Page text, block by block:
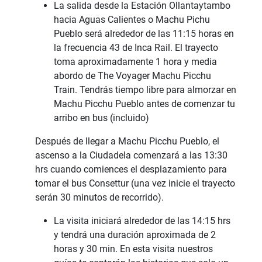
La salida desde la Estación Ollantaytambo
hacia Aguas Calientes o Machu Pichu
Pueblo será alrededor de las 11:15 horas en
la frecuencia 43 de Inca Rail. El trayecto
toma aproximadamente 1 hora y media
abordo de The Voyager Machu Picchu
Train. Tendrás tiempo libre para almorzar en
Machu Picchu Pueblo antes de comenzar tu
arribo en bus (incluido)
Después de llegar a Machu Picchu Pueblo, el
ascenso a la Ciudadela comenzará a las 13:30
hrs cuando comiences el desplazamiento para
tomar el bus Consettur (una vez inicie el trayecto
serán 30 minutos de recorrido).
La visita iniciará alrededor de las 14:15 hrs
y tendrá una duración aproximada de 2
horas y 30 min. En esta visita nuestros